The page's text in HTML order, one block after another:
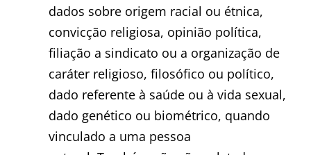
dados sobre origem racial ou étnica,
convicção religiosa, opinião política,
filiação a sindicato ou a organização de
caráter religioso, filosófico ou político,
dado referente à saúde ou à vida sexual,
dado genético ou biométrico, quando
vinculado a uma pessoa